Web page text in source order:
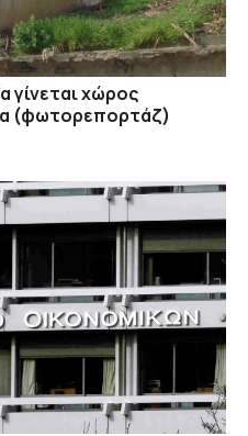
γίνεται χώρος
(φωτορεπορτάζ)